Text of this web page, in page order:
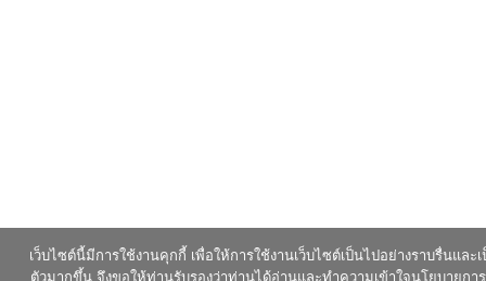
เว็บไซต์นี้มีการใช้งานคุกกี้ เพื่อให้การใช้งานเว็บไซต์เป็นไปอย่างราบรื่นและ
ตัวมากขึ้น จึงขอให้ท่านรับรองว่าท่านได้อ่านและทำความเข้าใจนโยบายกา